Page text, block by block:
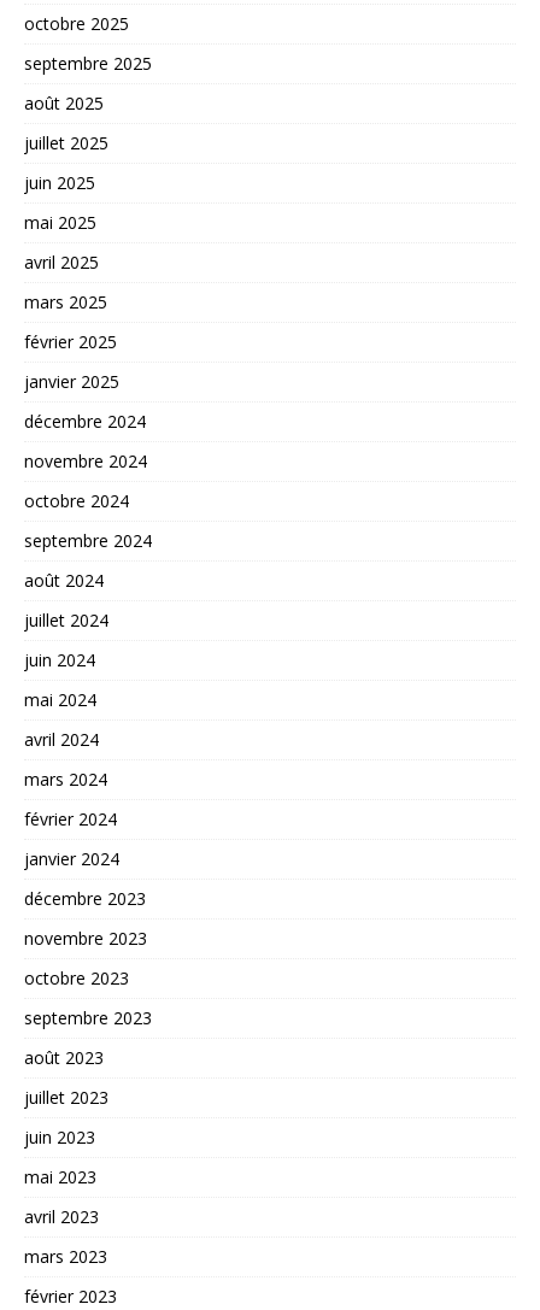
octobre 2025
septembre 2025
août 2025
juillet 2025
juin 2025
mai 2025
avril 2025
mars 2025
février 2025
janvier 2025
décembre 2024
novembre 2024
octobre 2024
septembre 2024
août 2024
juillet 2024
juin 2024
mai 2024
avril 2024
mars 2024
février 2024
janvier 2024
décembre 2023
novembre 2023
octobre 2023
septembre 2023
août 2023
juillet 2023
juin 2023
mai 2023
avril 2023
mars 2023
février 2023